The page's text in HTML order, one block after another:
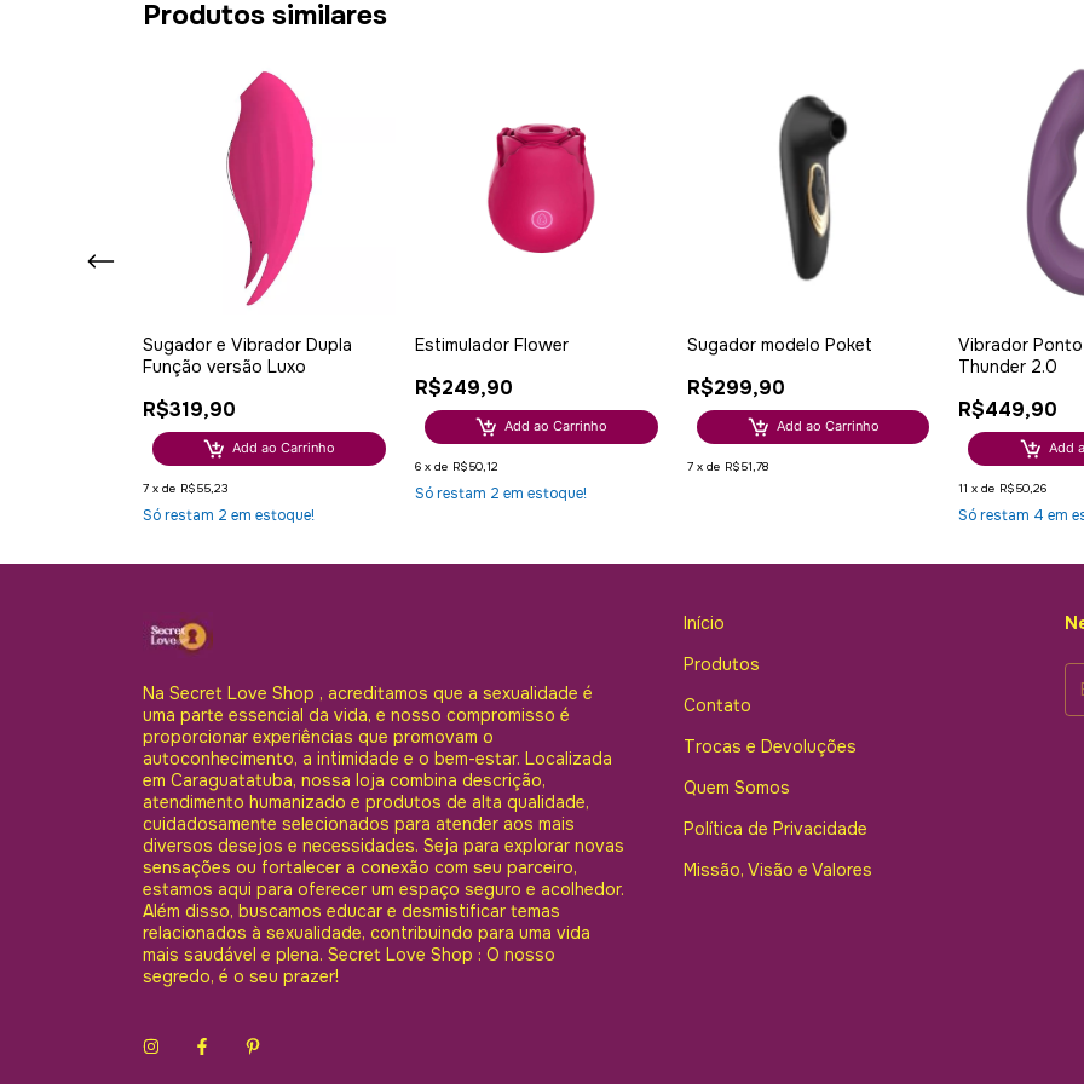
Produtos similares
Sugador e Vibrador Dupla
Função versão Luxo
R$319,90
Add ao Carrinho
7 x de R$55,23
Só restam 2 em estoque!
Estimulador Flower
R$249,90
Add ao Carrinho
6 x de R$50,12
Só restam 2 em estoque!
Sugador modelo Poket
R$299,90
Add ao Carrinho
7 x de R$51,78
Vibrador Ponto
Thunder 2.0
R$449,90
Add
11 xde R$50,26
Só restam 4 em
Na Secret Love Shop , acreditamos que a sexualidade é
uma parte essencial da vida, e nosso compromisso é
proporcionar experiências que promovam o
autoconhecimento, a intimidade e o bem-estar. Localizada
em Caraguatatuba, nossa loja combina descrição,
atendimento humanizado e produtos de alta qualidade,
cuidadosamente selecionados para atender aos mais
diversos desejos e necessidades. Seja para explorar novas
sensações ou fortalecer a conexão com seu parceiro,
estamos aqui para oferecer um espaço seguro e acolhedor.
Além disso, buscamos educar e desmistificar temas
relacionados à sexualidade, contribuindo para uma vida
mais saudável e plena. Secret Love Shop : O nosso
segredo, é o seu prazer!
Início
Produtos
Contato
Trocas e Devoluções
Quem Somos
Política de Privacidade
Missão, Visão e Valores